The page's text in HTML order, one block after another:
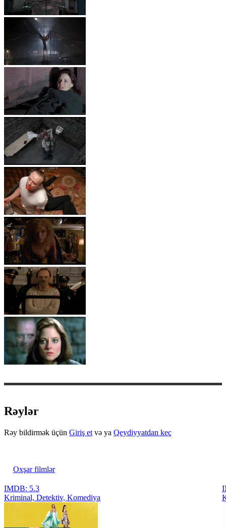
Rəylər
Rəy bildirmək üçün Giriş et və ya Qeydiyyatdan keç
Oxşar filmlər
IMDB: 5.3
Kriminal, Detektiv, Komediya